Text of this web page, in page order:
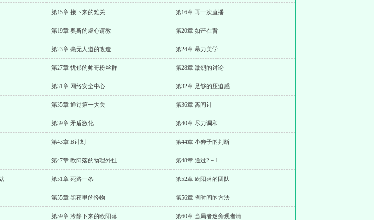
第15章 接下来的难关 第16章 再一次直播
第19章 奥斯的虚心请教 第20章 如芒在背
第23章 毫无人道的改造 第24章 暴力美学
第27章 忧郁的帅哥粉丝群 第28章 激烈的讨论
第31章 网络安全中心 第32章 足够的压迫感
第35章 通过第一大关 第36章 离间计
第39章 矛盾激化 第40章 尽力调和
第43章 B计划 第44章 小狮子的判断
第47章 欧阳落的物理外挂 第48章 通过2－1
第51章 死路一条 第52章 欧阳落的团队
第55章 黑夜里的怪物 第56章 省时间的方法
第59章 冷静下来的欧阳落 第60章 当局者迷旁观者清